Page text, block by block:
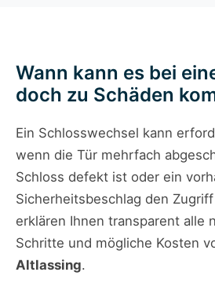
Wann kann es bei
doch zu Schäden
Ein Schlosswechsel kann
wenn die Tür mehrfach
Schloss defekt ist oder ein
Sicherheitsbeschlag den
erklären Ihnen transparent alle
Schritte und mögliche Kosten
Altlassing.